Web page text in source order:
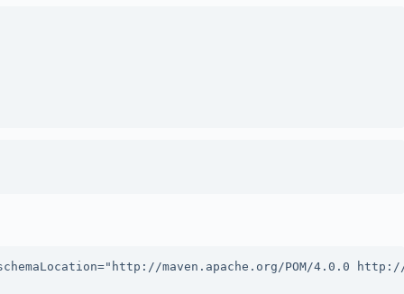
maven.apache.org/POM/4.0.0